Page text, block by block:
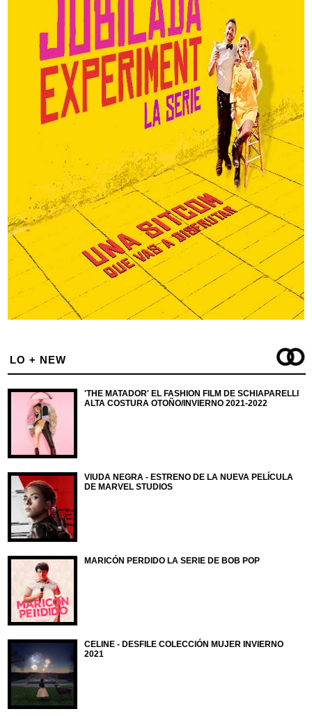
LO + NEW
'THE MATADOR' EL FASHION FILM DE SCHIAPARELLI
ALTA COSTURA OTOÑO/INVIERNO 2021-2022
VIUDA NEGRA - ESTRENO DE LA NUEVA PELÍCULA
DE MARVEL STUDIOS
MARICÓN PERDIDO LA SERIE DE BOB POP
CELINE - DESFILE COLECCIÓN MUJER INVIERNO
2021